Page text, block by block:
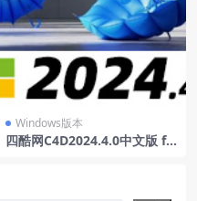
Windows版本
四酷网C4D2024.4.0中文版 fo